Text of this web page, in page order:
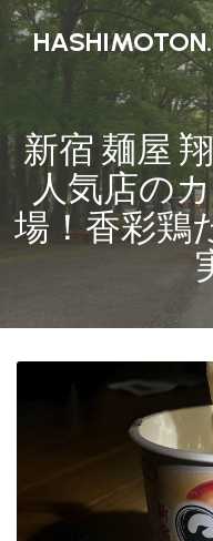
新宿 麺屋
人気店の
場！香彩鶏